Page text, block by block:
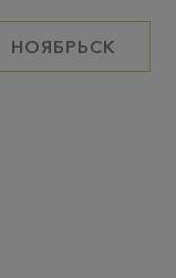
НОЯБРЬСК